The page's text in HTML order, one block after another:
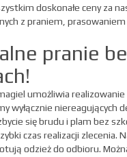
doskonałe ceny za
z praniem,
pranie
umożliwia
wyłącznie
się brudu i plam bez
czas realizacji zlecenia.
odzież do odbioru.